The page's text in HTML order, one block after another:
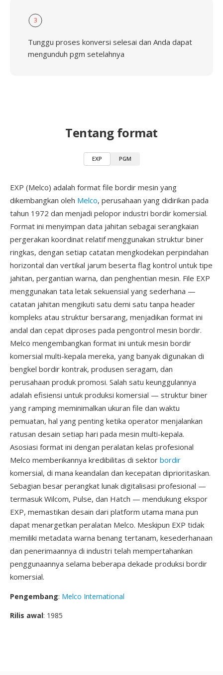
3
Tunggu proses konversi selesai dan Anda dapat
mengunduh pgm setelahnya
Tentang format
EXP PGM
EXP (Melco) adalah format file bordir mesin yang
dikembangkan oleh Melco, perusahaan yang didirikan pada
tahun 1972 dan menjadi pelopor industri bordir komersial.
Format ini menyimpan data jahitan sebagai serangkaian
pergerakan koordinat relatif menggunakan struktur biner
ringkas, dengan setiap catatan mengkodekan perpindahan
horizontal dan vertikal jarum beserta flag kontrol untuk tipe
jahitan, pergantian warna, dan penghentian mesin. File EXP
menggunakan tata letak sekuensial yang sederhana —
catatan jahitan mengikuti satu demi satu tanpa header
kompleks atau struktur bersarang, menjadikan format ini
andal dan cepat diproses pada pengontrol mesin bordir.
Melco mengembangkan format ini untuk mesin bordir
komersial multi-kepala mereka, yang banyak digunakan di
bengkel bordir kontrak, produsen seragam, dan
perusahaan produk promosi. Salah satu keunggulannya
adalah efisiensi untuk produksi komersial — struktur biner
yang ramping meminimalkan ukuran file dan waktu
pemuatan, hal yang penting ketika operator menjalankan
ratusan desain setiap hari pada mesin multi-kepala.
Asosiasi format ini dengan peralatan kelas profesional
Melco memberikannya kredibilitas di sektor bordir
komersial, di mana keandalan dan kecepatan diprioritaskan.
Sebagian besar perangkat lunak digitalisasi profesional —
termasuk Wilcom, Pulse, dan Hatch — mendukung ekspor
EXP, memastikan desain dari platform utama mana pun
dapat menargetkan peralatan Melco. Meskipun EXP tidak
memiliki metadata warna benang tertanam, kesederhanaan
dan penerimaannya di industri telah mempertahankan
penggunaannya selama beberapa dekade produksi bordir
komersial.
Pengembang: Melco International
Rilis awal: 1985